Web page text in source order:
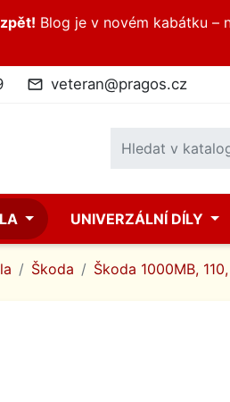
Blog je v novém kabátku –
mail_outline veteran@pragos.cz
UNIVERZÁLNÍ DÍLY
Škoda Škoda 1000MB, 110,